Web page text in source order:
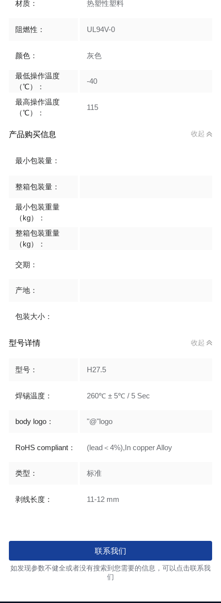
材质： 热塑性塑料
阻燃性： UL94V-0
颜色： 灰色
最低操作温度
（℃）：
-40
最高操作温度
（℃）：
115
产品购买信息 收起
最小包装量：
整箱包装量：
最小包装重量
（kg）：
整箱包装重量
（kg）：
交期：
产地：
包装大小：
型号详情 收起
型号： H27.5
焊锡温度： 260℃ ± 5℃ / 5 Sec
body logo： "@"logo
RoHS compliant： (lead＜4%),In copper Alloy
类型： 标准
剥线长度： 11-12 mm
联系我们
如发现参数不健全或者没有搜索到您需要的信息，可以点击联系我
们